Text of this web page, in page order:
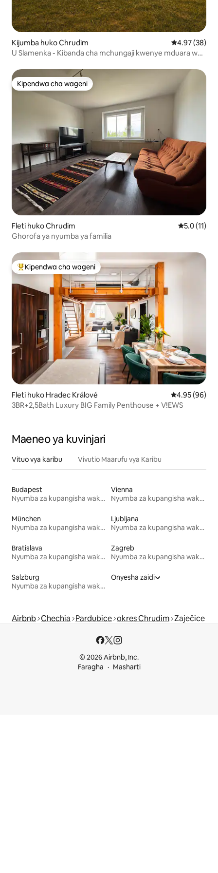
Kijumba huko Chrudim Ukadiriaji wa
4.97 (38)
U Slamenka - Kibanda cha mchungaji kwenye mduara wa
Kipendwa cha wageni
Kipendwa cha wageni
Fleti huko Chrudim Ukadiriaji
5.0 (11)
Ghorofa ya nyumba ya familia
Kipendwa maarufu cha wageni
Kipendwa cha wageni
Fleti huko Hradec Králové Ukadiriaji wa
4.95 (96)
3BR+2,5Bath Luxury BIG Family Penthouse + V!EWS
Maeneo ya kuvinjari
Vituo vya karibu Vivutio Maarufu vya Karibu
Budapest
Nyumba za kupangisha wakati wa likizo
Vienna
Nyumba za kupangisha wakati wa likizo
München
Nyumba za kupangisha wakati wa likizo
Ljubljana
Nyumba za kupangisha wakati wa likizo
Bratislava
Nyumba za kupangisha wakati wa likizo
Zagreb
Nyumba za kupangisha wakati wa likizo
Salzburg
Nyumba za kupangisha wakati wa likizo
Onyesha zaidi
Airbnb Chechia Pardubice okres Chrudim Zaječice
© 2026 Airbnb, Inc.
Faragha
Masharti